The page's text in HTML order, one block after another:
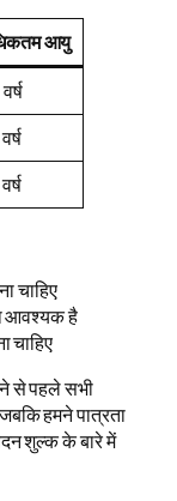
आयु
चाहिए
आवश्यक है
चाहिए
से पहले सभी
हमने पात्रता
शुल्क के बारे में